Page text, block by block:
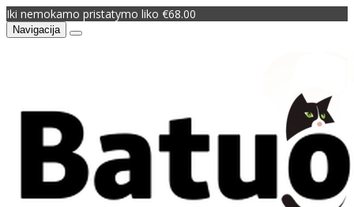
Iki nemokamo pristatymo liko €68.00
Navigacija